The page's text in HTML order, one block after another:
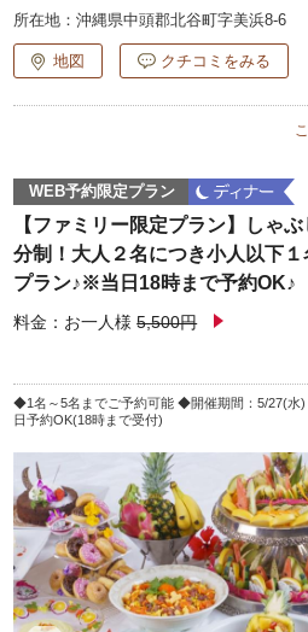
所在地：沖縄県中頭郡北谷町字美浜8-6
地図 クチコミをみる
WEB予約限定プラン
【ファミリー限定プラン】しゃ
分制！大人２名につき小人以下
プラン♪※当日18時まで予約OK♪
料金：お一人様 5,500円
1名～5名までご予約可能 開催期間：5/27(水
日予約OK(18時まで受付)